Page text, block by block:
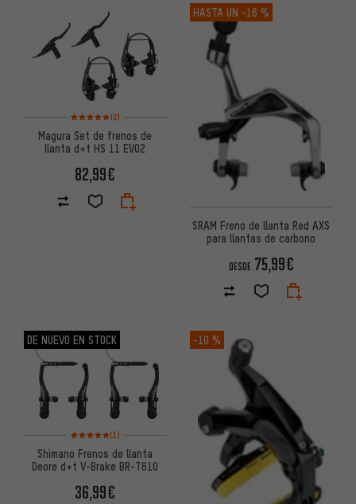
Valoración media: 5 de 5 basada en 2 reseñas
(2)
Magura Set de frenos de
llanta d+t HS 11 EVO2
82,99€
HASTA UN -16 %
SRAM Freno de llanta Red AXS
para llantas de carbono
DESDE 75,99€
DE NUEVO EN STOCK
Valoración media: 5 de 5 basada en 1 reseñas
(1)
Shimano Frenos de llanta
Deore d+t V-Brake BR-T610
36,99€
-10 %